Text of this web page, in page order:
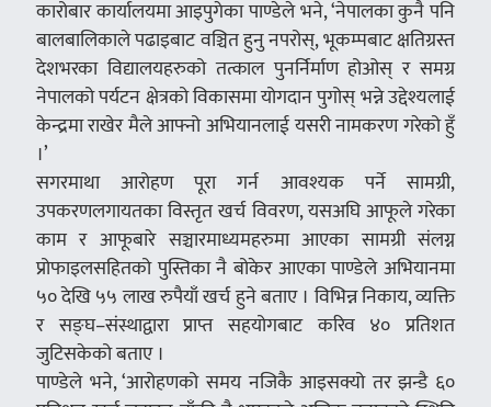
कारोबार कार्यालयमा आइपुगेका पाण्डेले भने, ‘नेपालका कुनै पनि
बालबालिकाले पढाइबाट वञ्चित हुनु नपरोस्, भूकम्पबाट क्षतिग्रस्त
देशभरका विद्यालयहरुको तत्काल पुनर्निर्माण होओस् र समग्र
नेपालको पर्यटन क्षेत्रको विकासमा योगदान पुगोस् भन्ने उद्देश्यलाई
केन्द्रमा राखेर मैले आफ्नो अभियानलाई यसरी नामकरण गरेको हुँ
।’
सगरमाथा आरोहण पूरा गर्न आवश्यक पर्ने सामग्री,
उपकरणलगायतका विस्तृत खर्च विवरण, यसअघि आफूले गरेका
काम र आफूबारे सञ्चारमाध्यमहरुमा आएका सामग्री संलग्न
प्रोफाइलसहितको पुस्तिका नै बोकेर आएका पाण्डेले अभियानमा
५० देखि ५५ लाख रुपैयाँ खर्च हुने बताए । विभिन्न निकाय, व्यक्ति
र सङ्घ–संस्थाद्वारा प्राप्त सहयोगबाट करिव ४० प्रतिशत
जुटिसकेको बताए ।
पाण्डेले भने, ‘आरोहणको समय नजिकै आइसक्यो तर झन्डै ६०